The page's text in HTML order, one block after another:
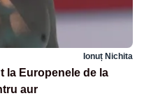
Ionuț Nichita
la Europenele de la
aur